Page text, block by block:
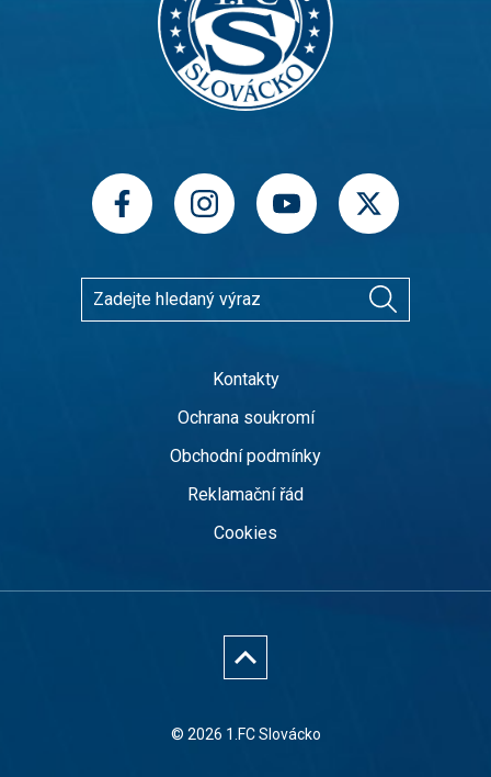
Kontakty
Ochrana soukromí
Obchodní podmínky
Reklamační řád
Cookies
© 2026 1.FC Slovácko